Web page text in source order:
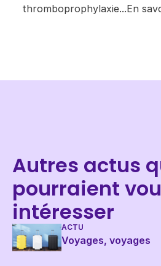
thromboprophylaxie...​En
Autres actus
pourraient
intéresser
ACTU
Voyages, voyages